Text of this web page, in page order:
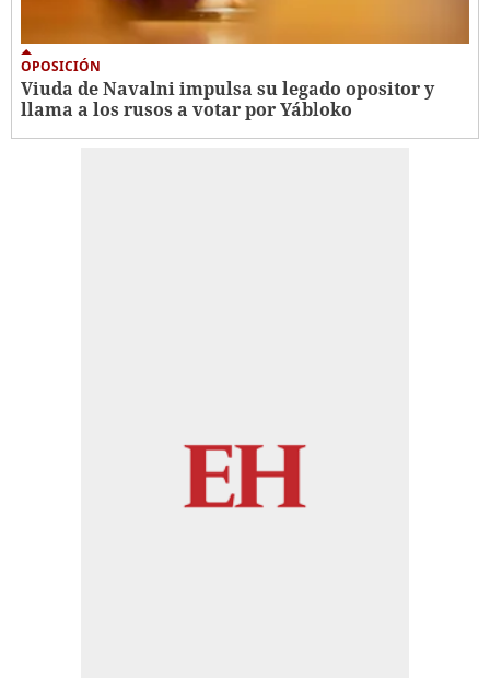
OPOSICIÓN
Viuda de Navalni impulsa su legado opositor y
llama a los rusos a votar por Yábloko